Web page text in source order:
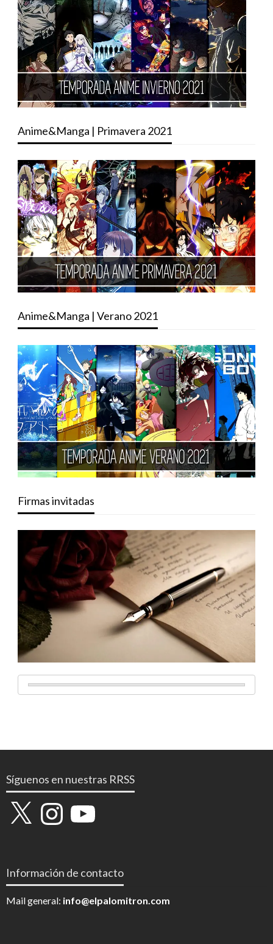
Anime&Manga | Primavera 2021
Anime&Manga | Verano 2021
Firmas invitadas
Síguenos en nuestras RRSS
X InstagramYouTube
Información de contacto
Mail general: info@elpalomitron.com